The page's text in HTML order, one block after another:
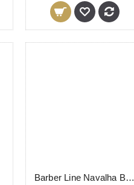
Barber Line Navalha Barbear Clássica 04933 Eurostil